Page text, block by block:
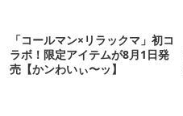
「コールマン×リラックマ」初コ
ラボ！限定アイテムが8月1日発
売【かンわいぃ〜ッ】